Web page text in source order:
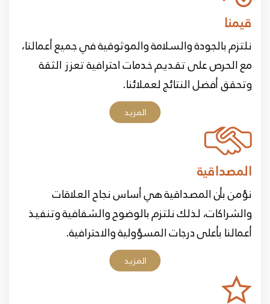
مساهمين حقيقين . في البنية التحتية للمكلة العربية
السعودية ولدينا خبرة واسعة في تأجير الرافعات
وتشغيلها وصيانتها بجميع احجامها وانواعها فعملنا مع
معظم الشركات والمشاريع منها وتوسعة الحرمين
والمشاعر المقدسة والمشاريع النفظية والمصانع
قيمنا
نلتزم بالجودة والسلامة والموثوقية في جميع أعمالنا،
مع الحرص على تقديم خدمات احترافية تعزز الثقة
وتحقق أفضل النتائج لعملائنا.
المزيد
المصداقية
نؤمن بأن المصداقية هي أساس نجاح العلاقات
والشراكات، لذلك نلتزم بالوضوح والشفافية وتنفيذ
أعمالنا بأعلى درجات المسؤولية والاحترافية.
المزيد